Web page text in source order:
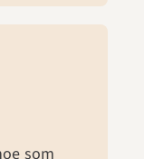
som